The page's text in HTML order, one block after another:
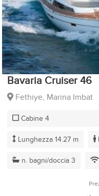
Bavaria Cruiser 46
Fethiye, Marina Imbat
Cabine 4
Lunghezza 14.27 m
n. bagni/doccia 3